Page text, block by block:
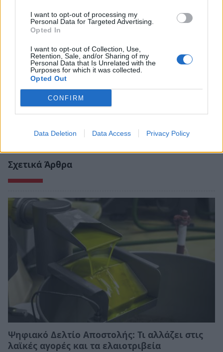
I want to opt-out of processing my
Personal Data for Targeted Advertising.
Opted In
I want to opt-out of Collection, Use,
Retention, Sale, and/or Sharing of my
Personal Data that Is Unrelated with the
Purposes for which it was collected.
Opted Out
CONFIRM
Data Deletion Data Access Privacy Policy
Σχετικά Άρθρα
Ψηφιακό Δελτίο Αποστολής: Τι αλλάζει στις
λαϊκές αγορές και τα ελαιοτριβεία